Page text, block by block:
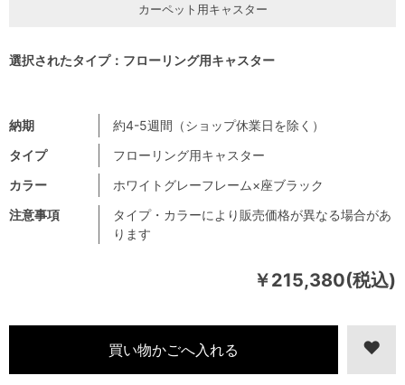
￥215,380(税込)
注意事項
タイプ・カラーにより販売価格が異なる場合があ
ります
納期
約4-5週間（ショップ休業日を除く）
タイプ
フローリング用キャスター
カラー
ホワイトグレーフレーム×座ブラック
カーペット用キャスター
選択されたタイプ：フローリング用キャスター